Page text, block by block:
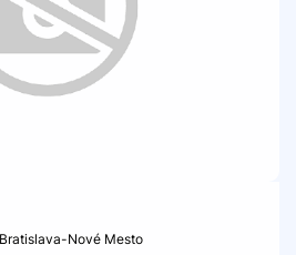
Bratislava-Nové Mesto